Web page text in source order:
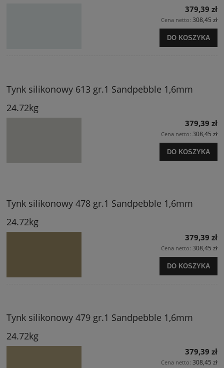
379,39 zł
Cena netto: 308,45 zł
DO KOSZYKA
Tynk silikonowy 613 gr.1 Sandpebble 1,6mm
24.72kg
379,39 zł
Cena netto: 308,45 zł
DO KOSZYKA
Tynk silikonowy 478 gr.1 Sandpebble 1,6mm
24.72kg
379,39 zł
Cena netto: 308,45 zł
DO KOSZYKA
Tynk silikonowy 479 gr.1 Sandpebble 1,6mm
24.72kg
379,39 zł
Cena netto: 308,45 zł